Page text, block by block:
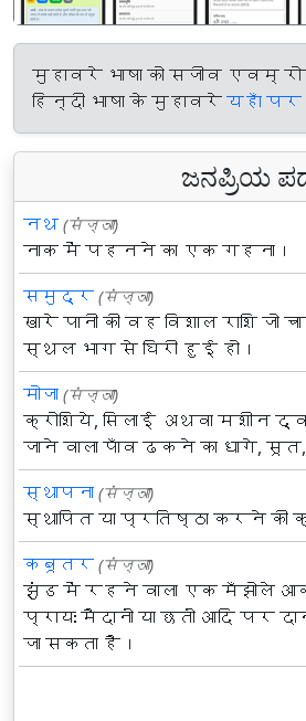
मुहावरे भाषा को सजीव एवम्
हिन्दी भाषा के मुहावरेयहाँ पर
ಜನಪ್ರಿಯ
नथ (संज्ञा)
नाक में पहनने का एक गहना।
समुद्र (संज्ञा)
खारे पानी की वह विशाल राशि
स्थल भाग से घिरी हुई हो।
मोजा (संज्ञा)
क्रोशिये, सिलाई अथवा मशीन
जाने वाला पाँव ढकने का धागे,
स्थापना (संज्ञा)
स्थापित या प्रतिष्ठा करने की
कबूतर (संज्ञा)
झुंड में रहने वाला एक मँझोले
प्रायः मैदानों या छतों आदि पर
जा सकता है।